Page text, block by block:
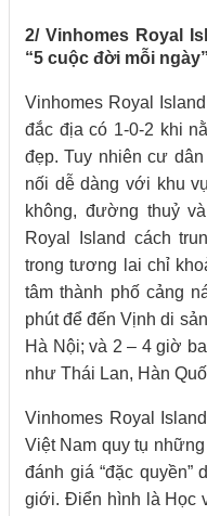
2/ Vinhomes Royal
“5 cuộc đời mỗi ngày”
Vinhomes Royal
đắc địa có 1-0-2 khi
đẹp. Tuy nhiên cư
nối dễ dàng với khu
không, đường thuỷ
Royal Island cách
trong tương lai chỉ
tâm thành phố cảng
phút để đến Vịnh di
Hà Nội; và 2 – 4 giờ
như Thái Lan, Hàn
Vinhomes Royal
Việt Nam quy tụ
đánh giá “đặc
giới. Điển hình là Học